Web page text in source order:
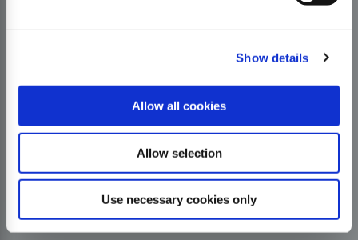
Show details
Allow all cookies
Allow selection
Use necessary cookies only